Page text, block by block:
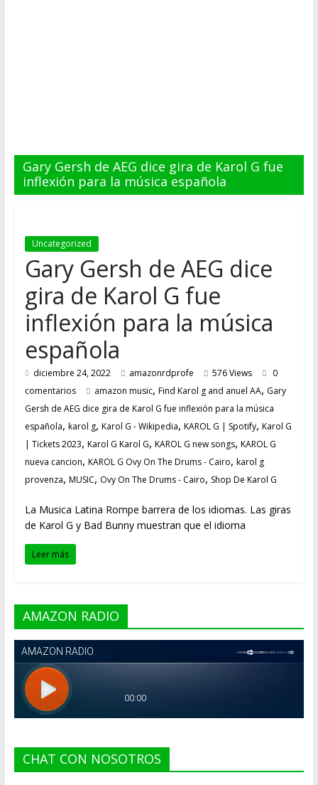
Gary Gersh de AEG dice gira de Karol G fue
inflexión para la música española
Uncategorized
Gary Gersh de AEG dice
gira de Karol G fue
inflexión para la música
española
diciembre 24, 2022 amazonrdprofe 576 Views
0
comentarios
amazon music, Find Karol g and anuel AA, Gary
Gersh de AEG dice gira de Karol G fue inflexión para la música
española, karol g, Karol G - Wikipedia, KAROL G | Spotify, Karol G
| Tickets 2023, Karol G Karol G, KAROL G new songs, KAROL G
nueva cancion, KAROL G Ovy On The Drums - Cairo, karol g
provenza, MUSIC, Ovy On The Drums - Cairo, Shop De Karol G
La Musica Latina Rompe barrera de los idiomas. Las giras
de Karol G y Bad Bunny muestran que el idioma
Leer más
AMAZON RADIO
CHAT CON NOSOTROS